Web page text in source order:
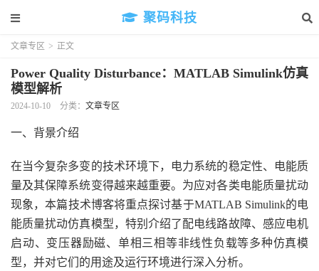
聚码科技
文章专区 > 正文
Power Quality Disturbance：MATLAB Simulink仿真
模型解析
2024-10-10 分类： 文章专区
一、背景介绍
在当今复杂多变的技术环境下，电力系统的稳定性、电能质
量及其保障系统变得越来越重要。为应对各类电能质量扰动
现象，本篇技术博客将重点探讨基于MATLAB Simulink的电
能质量扰动仿真模型，特别介绍了配电线路故障、感应电机
启动、变压器励磁、单相三相等非线性负载等多种仿真模
型，并对它们的用途及运行环境进行深入分析。